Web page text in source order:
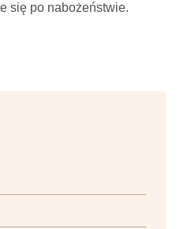
się po nabożeństwie.